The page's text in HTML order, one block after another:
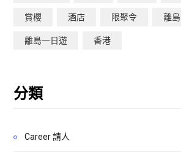
賞櫻 酒店 限聚令 離島
離島一日遊 香港
分類
Career 請人